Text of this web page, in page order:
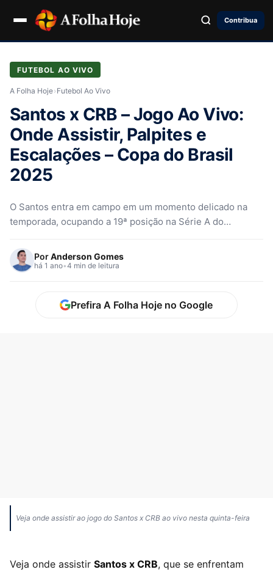
Contribua
FUTEBOL AO VIVO
A Folha Hoje› Futebol Ao Vivo
Santos x CRB – Jogo Ao Vivo:
Onde Assistir, Palpites e
Escalações – Copa do Brasil
2025
O Santos entra em campo em um momento delicado na
temporada, ocupando a 19ª posição na Série A do
PorAnderson Gomes
há 1 ano•4 min de leitura
Prefira A Folha Hoje no Google
Veja onde assistir ao jogo do Santos x CRB ao vivo nesta quinta-feira
Veja onde assistir Santos x CRB, que se enfrentam